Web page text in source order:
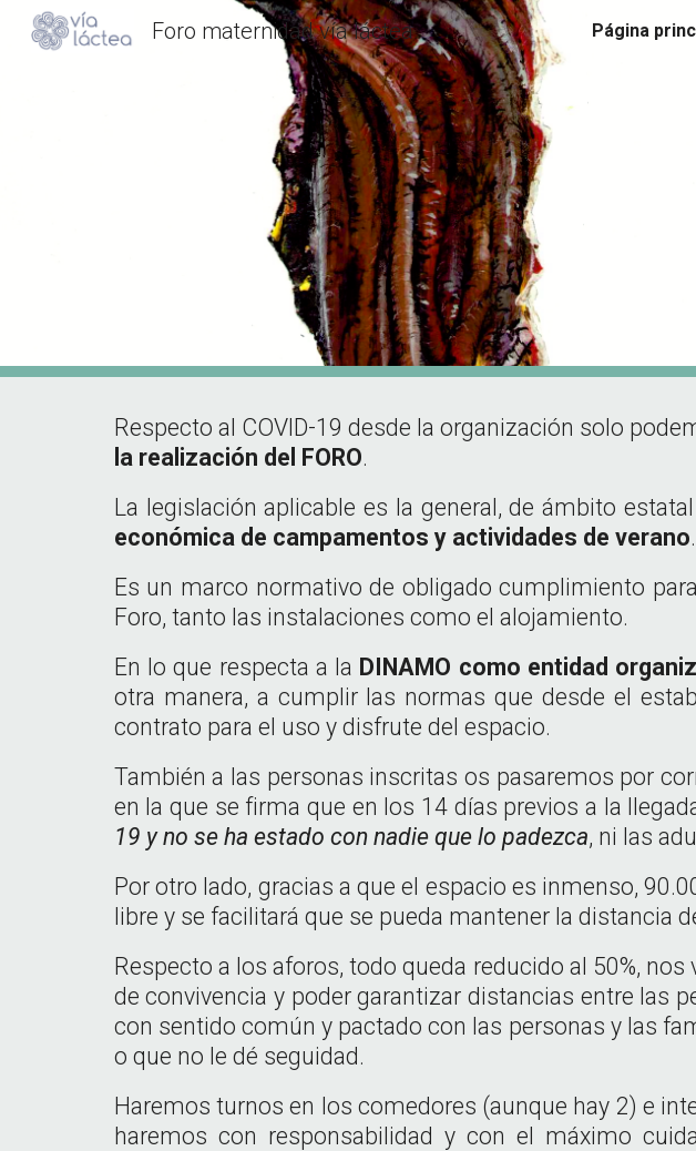
Skip to main content
Foro maternidad vía láctea Página
Respecto al COVID-19 desde la organización solo
la realización del FORO.
La legislación aplicable es la general, de ámbito
económica de campamentos y actividades de verano.
Es un marco normativo de obligado cumplimiento
Foro, tanto las instalaciones como el alojamiento.
En lo que respecta a la DINAMO como entidad
otra manera, a cumplir las normas que desde el
contrato para el uso y disfrute del espacio.
También a las personas inscritas os pasaremos por
en la que se firma que en los 14 días previos a la
19 y no se ha estado con nadie que lo padezca, ni las
Por otro lado, gracias a que el espacio es inmenso,
libre y se facilitará que se pueda mantener la distancia
Respecto a los aforos, todo queda reducido al 50%,
de convivencia y poder garantizar distancias entre las
con sentido común y pactado con las personas y las
o que no le dé seguidad.
Haremos turnos en los comedores (aunque hay 2) e
haremos con responsabilidad y con el máximo